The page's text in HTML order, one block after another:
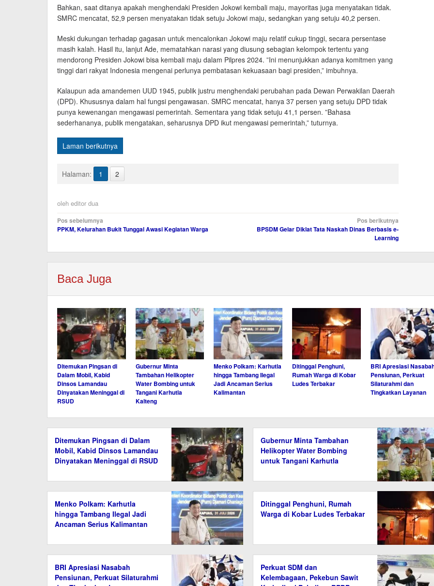
Bahkan, saat ditanya apakah menghendaki Presiden Jokowi kembali maju, mayoritas juga menyatakan tidak.
SMRC mencatat, 52,9 persen menyatakan tidak setuju Jokowi maju, sedangkan yang setuju 40,2 persen.
Meski dukungan terhadap gagasan untuk mencalonkan Jokowi maju relatif cukup tinggi, secara persentase
masih kalah. Hasil itu, lanjut Ade, mematahkan narasi yang diusung sebagian kelompok tertentu yang
mendorong Presiden Jokowi bisa kembali maju dalam Pilpres 2024. ”Ini menunjukkan adanya komitmen yang
tinggi dari rakyat Indonesia mengenai perlunya pembatasan kekuasaan bagi presiden,” imbuhnya.
Kalaupun ada amandemen UUD 1945, publik justru menghendaki perubahan pada Dewan Perwakilan Daerah
(DPD). Khususnya dalam hal fungsi pengawasan. SMRC mencatat, hanya 37 persen yang setuju DPD tidak
punya kewenangan mengawasi pemerintah. Sementara yang tidak setuju 41,1 persen. ”Bahasa
sederhananya, publik mengatakan, seharusnya DPD ikut mengawasi pemerintah,” tuturnya.
Laman berikutnya
Halaman: 1 2
oleh editor dua
Navigasi
pos
Pos sebelumnya
PPKM, Kelurahan Bukit Tunggal Awasi Kegiatan Warga
Pos berikutnya
BPSDM Gelar Diklat Tata Naskah Dinas Berbasis e-
Learning
Baca Juga
Ditemukan Pingsan di
Dalam Mobil, Kabid
Dinsos Lamandau
Dinyatakan Meninggal di
RSUD
Gubernur Minta
Tambahan Helikopter
Water Bombing untuk
Tangani Karhutla
Kalteng
Menko Polkam: Karhutla
hingga Tambang Ilegal
Jadi Ancaman Serius
Kalimantan
Ditinggal Penghuni,
Rumah Warga di Kobar
Ludes Terbakar
BRI Apresiasi
Pensiunan, Perkuat
Silaturahmi dan
Tingkatkan Layanan
Ditemukan Pingsan di Dalam
Mobil, Kabid Dinsos Lamandau
Dinyatakan Meninggal di RSUD
Gubernur Minta Tambahan
Helikopter Water Bombing
untuk Tangani Karhutla
Menko Polkam: Karhutla
hingga Tambang Ilegal Jadi
Ancaman Serius Kalimantan
Ditinggal Penghuni, Rumah
Warga di Kobar Ludes Terbakar
BRI Apresiasi Nasabah
Pensiunan, Perkuat Silaturahmi
Perkuat SDM dan
Kelembagaan, Pekebun Sawit